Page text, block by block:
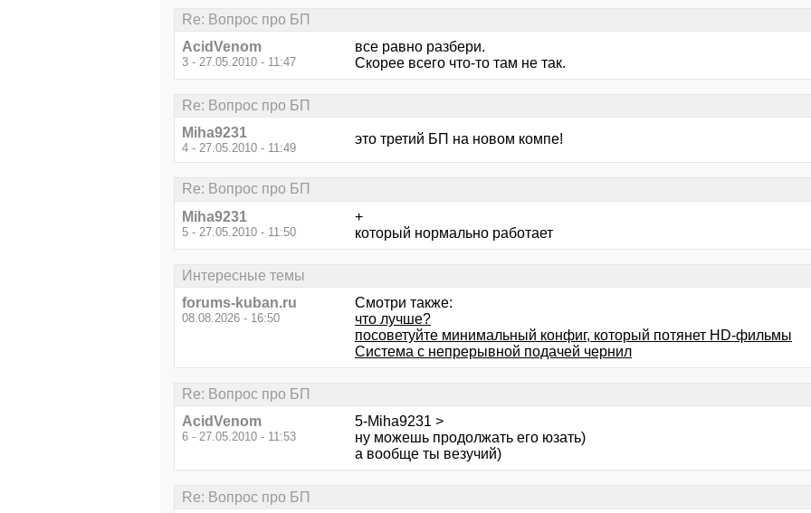
Re: Вопрос про БП
AcidVenom
3 - 27.05.2010 - 11:47
все равно разбери.
Скорее всего что-то там не так.
Re: Вопрос про БП
Miha9231
4 - 27.05.2010 - 11:49
это третий БП на новом компе!
Re: Вопрос про БП
Miha9231
5 - 27.05.2010 - 11:50
+
который нормально работает
Интересные темы
forums-kuban.ru
08.08.2026 - 16:50
Смотри также:
что лучше?
посоветуйте минимальный конфиг, который потянет HD-фильмы
Система с непрерывной подачей чернил
Re: Вопрос про БП
AcidVenom
6 - 27.05.2010 - 11:53
5-Miha9231 >
ну можешь продолжать его юзать)
а вообще ты везучий)
Re: Вопрос про БП